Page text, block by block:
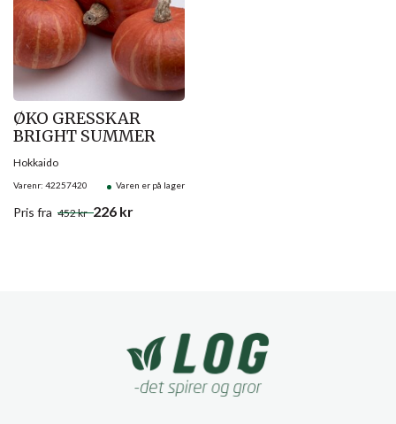
ØKO GRESSKAR
BRIGHT SUMMER
Varenr: 42257420 Varen er på lager
Hokkaido
Pris fra 452kr 226 kr